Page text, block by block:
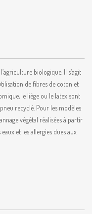
biologique. Il s’agit
de fibres de coton et
le liège ou le latex sont
recyclé. Pour les modèles
végétal réalisées à partir
et les allergies dues aux